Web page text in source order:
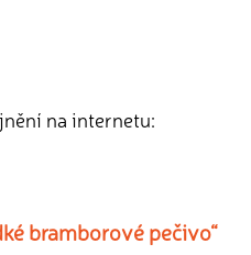
na internetu:
bramborové pečivo“